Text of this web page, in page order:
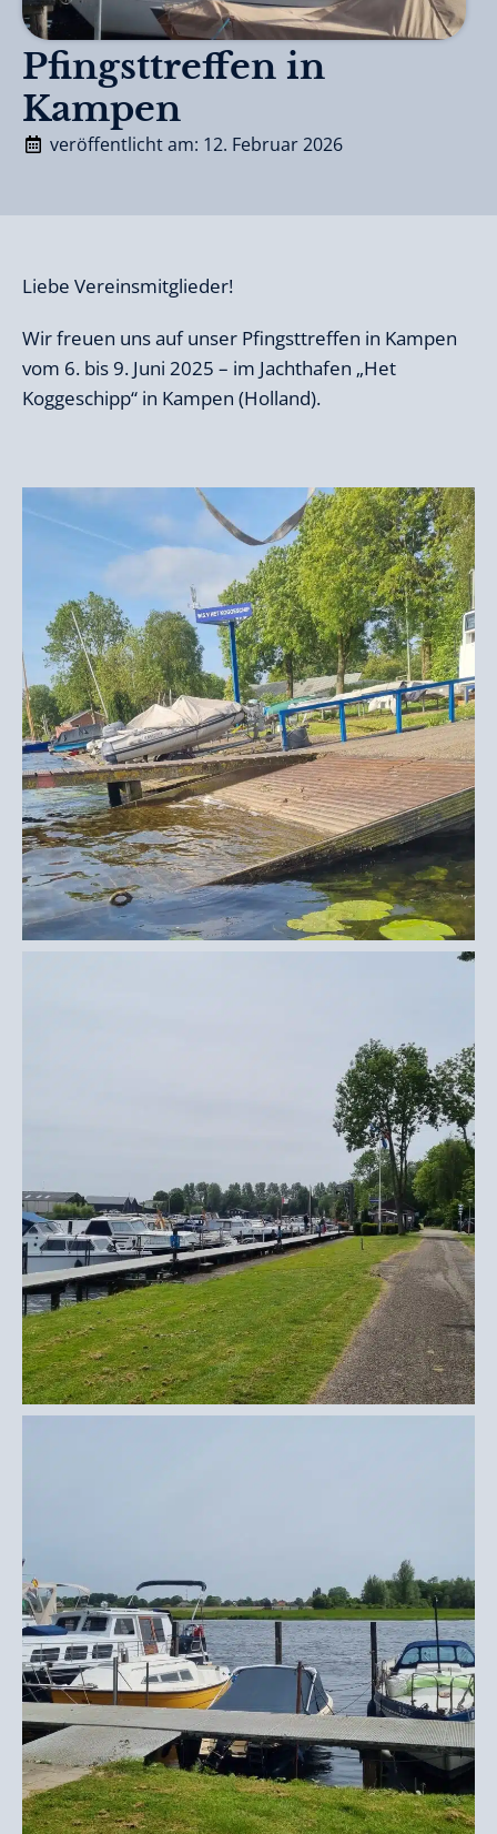
Pfingsttreffen in
Kampen
veröffentlicht am: 12. Februar 2026
Liebe Vereinsmitglieder!
Wir freuen uns auf unser Pfingsttreffen in Kampen
vom 6. bis 9. Juni 2025 – im Jachthafen „Het
Koggeschipp“ in Kampen (Holland).